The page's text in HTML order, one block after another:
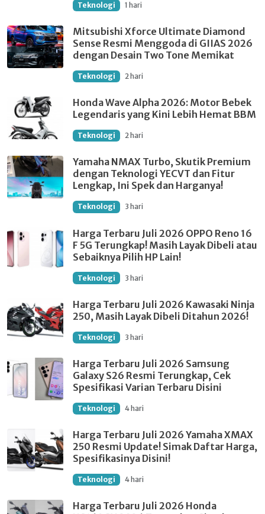
Teknologi 1 hari
Mitsubishi Xforce Ultimate Diamond
Sense Resmi Menggoda di GIIAS 2026
dengan Desain Two Tone Memikat
Teknologi 2 hari
Honda Wave Alpha 2026: Motor Bebek
Legendaris yang Kini Lebih Hemat BBM
Teknologi 2 hari
Yamaha NMAX Turbo, Skutik Premium
dengan Teknologi YECVT dan Fitur
Lengkap, Ini Spek dan Harganya!
Teknologi 3 hari
Harga Terbaru Juli 2026 OPPO Reno 16
F 5G Terungkap! Masih Layak Dibeli atau
Sebaiknya Pilih HP Lain!
Teknologi 3 hari
Harga Terbaru Juli 2026 Kawasaki Ninja
250, Masih Layak Dibeli Ditahun 2026!
Teknologi 3 hari
Harga Terbaru Juli 2026 Samsung
Galaxy S26 Resmi Terungkap, Cek
Spesifikasi Varian Terbaru Disini
Teknologi 4 hari
Harga Terbaru Juli 2026 Yamaha XMAX
250 Resmi Update! Simak Daftar Harga,
Spesifikasinya Disini!
Teknologi 4 hari
Harga Terbaru Juli 2026 Honda